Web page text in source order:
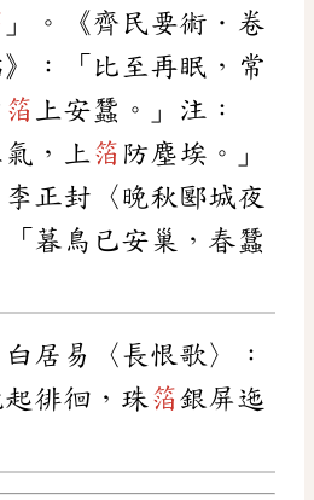
」。《齊民要術．卷
：「比至再眠，常
箔 上安蠶。」注：
，上 箔 防塵埃。」
正封〈晚秋郾城夜
暮鳥已安巢，春蠶
居易〈長恨歌〉：
起徘徊，珠箔銀屏迤